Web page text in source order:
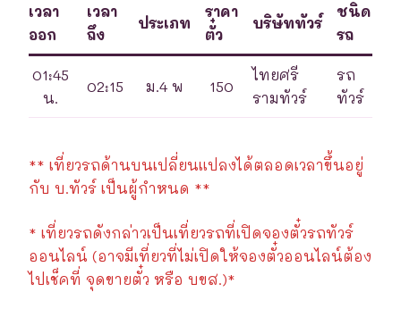
เวลา
ออก
เวลา
ถึง
ประเภท
ราคา
ตั๋ว
บริษัททัวร์
ชนิด
รถ
01:45
น.
02:15 ม.4 พ 150
ไทยศรี
รามทัวร์
รถ
ทัวร์
** เที่ยวรถด้านบนเปลี่ยนแปลงได้ตลอดเวลาขึ้นอยู่
กับ บ.ทัวร์ เป็นผู้กำหนด **
* เที่ยวรถดังกล่าวเป็นเที่ยวรถที่เปิดจองตั๋วรถทัวร์
ออนไลน์ (อาจมีเที่ยวที่ไม่เปิดให้จองตั๋วออนไลน์ต้อง
ไปเช็คที่ จุดขายตั๋ว หรือ บขส.)*